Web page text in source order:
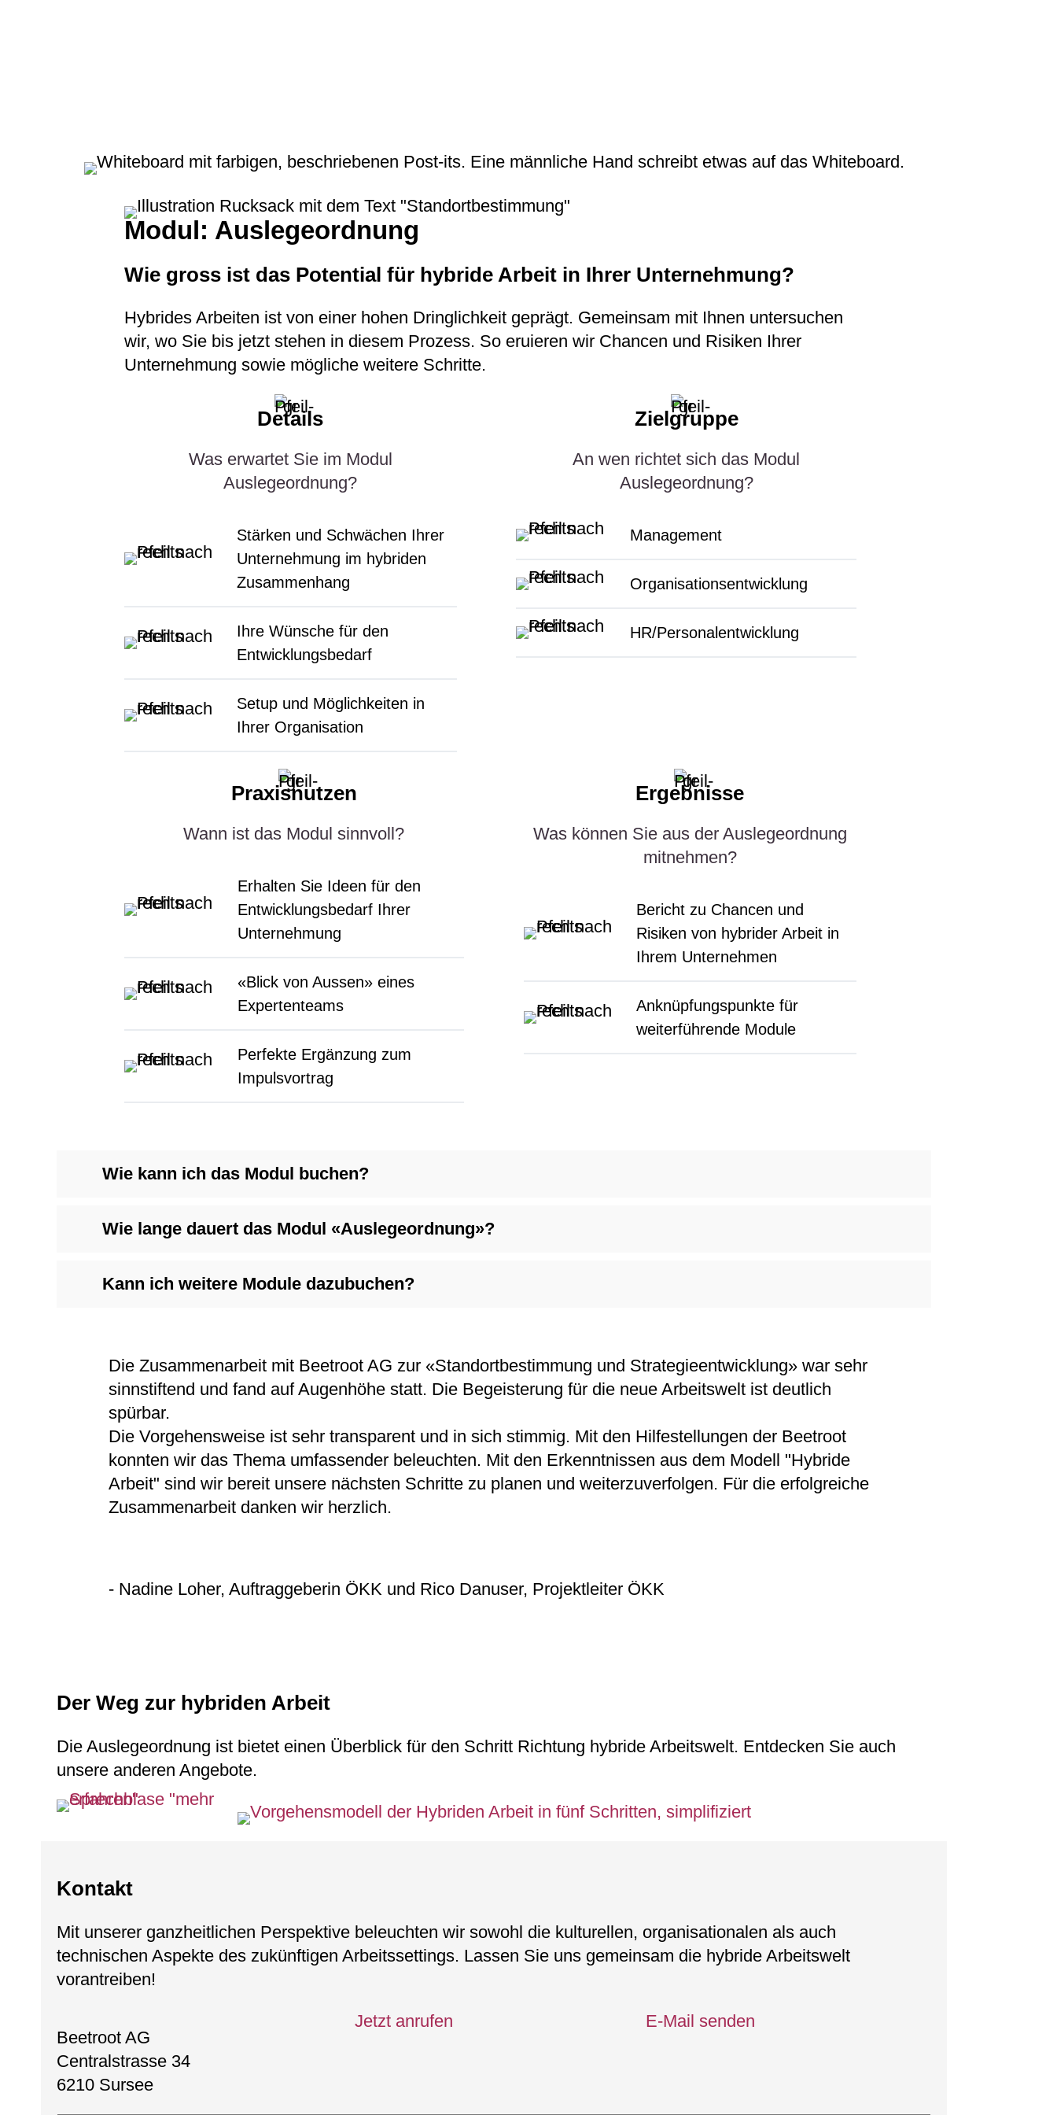
Modul: Auslegeordnung
Wie gross ist das Potential für hybride Arbeit in Ihrer Unternehmung?
Hybrides Arbeiten ist von einer hohen Dringlichkeit geprägt. Gemeinsam mit Ihnen untersuchen
wir, wo Sie bis jetzt stehen in diesem Prozess. So eruieren wir Chancen und Risiken Ihrer
Unternehmung sowie mögliche weitere Schritte.
Details
Was erwartet Sie im Modul
Auslegeordnung?
Stärken und Schwächen Ihrer
Unternehmung im hybriden
Zusammenhang
Ihre Wünsche für den
Entwicklungsbedarf
Setup und Möglichkeiten in
Ihrer Organisation
Zielgruppe
An wen richtet sich das Modul
Auslegeordnung?
Management
Organisationsentwicklung
HR/Personalentwicklung
Praxisnutzen
Wann ist das Modul sinnvoll?
Erhalten Sie Ideen für den
Entwicklungsbedarf Ihrer
Unternehmung
«Blick von Aussen» eines
Expertenteams
Perfekte Ergänzung zum
Impulsvortrag
Ergebnisse
Was können Sie aus der Auslegeordnung
mitnehmen?
Bericht zu Chancen und
Risiken von hybrider Arbeit in
Ihrem Unternehmen
Anknüpfungspunkte für
weiterführende Module
Wie kann ich das Modul buchen?
Wie lange dauert das Modul «Auslegeordnung»?
Kann ich weitere Module dazubuchen?
Die Zusammenarbeit mit Beetroot AG zur «Standortbestimmung und Strategieentwicklung» war sehr
sinnstiftend und fand auf Augenhöhe statt. Die Begeisterung für die neue Arbeitswelt ist deutlich
spürbar.
Die Vorgehensweise ist sehr transparent und in sich stimmig. Mit den Hilfestellungen der Beetroot
konnten wir das Thema umfassender beleuchten. Mit den Erkenntnissen aus dem Modell "Hybride
Arbeit" sind wir bereit unsere nächsten Schritte zu planen und weiterzuverfolgen. Für die erfolgreiche
Zusammenarbeit danken wir herzlich.
- Nadine Loher, Auftraggeberin ÖKK und Rico Danuser, Projektleiter ÖKK
Der Weg zur hybriden Arbeit
Die Auslegeordnung ist bietet einen Überblick für den Schritt Richtung hybride Arbeitswelt. Entdecken Sie auch
unsere anderen Angebote.
Kontakt
Mit unserer ganzheitlichen Perspektive beleuchten wir sowohl die kulturellen, organisationalen als auch
technischen Aspekte des zukünftigen Arbeitssettings. Lassen Sie uns gemeinsam die hybride Arbeitswelt
vorantreiben!
Beetroot AG
Centralstrasse 34
6210 Sursee
Jetzt anrufen E-Mail senden